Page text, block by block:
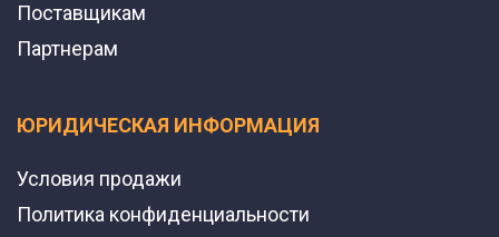
Поставщикам
Партнерам
ЮРИДИЧЕСКАЯ ИНФОРМАЦИЯ
Условия продажи
Политика конфиденциальности